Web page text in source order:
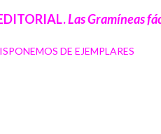
Las Gramíneas
DE EJEMPLARES